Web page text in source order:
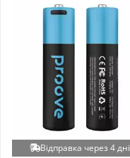
Відправка через 4 дні